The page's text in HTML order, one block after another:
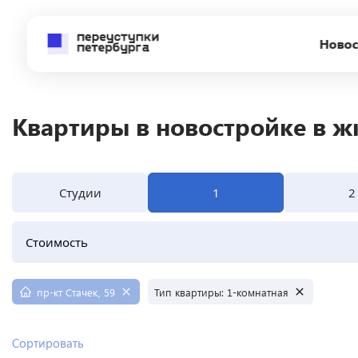
Квартиры в новостройке в
Студии 1 2
Стоимость
пр-кт Стачек, 59 Тип квартиры: 1-комнатная
Сортировать